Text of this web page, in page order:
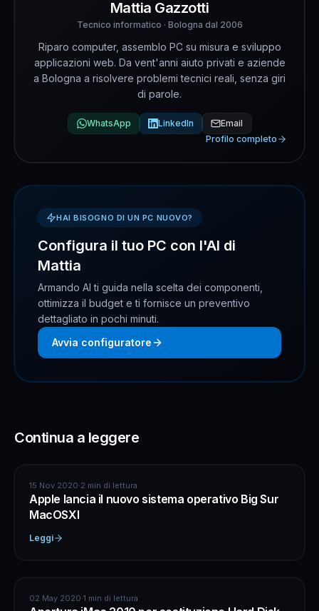
Mattia Gazzotti
Tecnico informatico · Bologna dal 2006
Riparo computer, assemblo PC su misura e sviluppo
applicazioni web. Da vent'anni aiuto privati e aziende
a Bologna a risolvere problemi tecnici reali, senza giri
di parole.
WhatsApp LinkedIn
Email
Profilo completo
HAI BISOGNO DI UN PC NUOVO?
Configura il tuo PC con l'AI di
Mattia
Armando AI ti guida nella scelta dei componenti,
ottimizza il budget e ti fornisce un preventivo
dettagliato in pochi minuti.
Avvia configuratore
Continua a leggere
APPLE
15 Nov 2020·2 min di lettura
Apple lancia il nuovo sistema operativo Big Sur
MacOSXI
Leggi
APPLE
02 May 2020·1 min di lettura